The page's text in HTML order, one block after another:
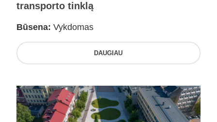
transporto tinklą
Būsena: Vykdomas
DAUGIAU